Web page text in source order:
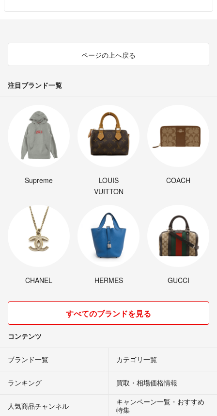
ページの上へ戻る
注目ブランド一覧
Supreme
LOUIS
VUITTON
COACH
CHANEL HERMES GUCCI
すべてのブランドを見る
コンテンツ
ブランド一覧 カテゴリ一覧
ランキング 買取・相場価格情報
人気商品チャンネル
キャンペーン一覧・おすすめ
特集